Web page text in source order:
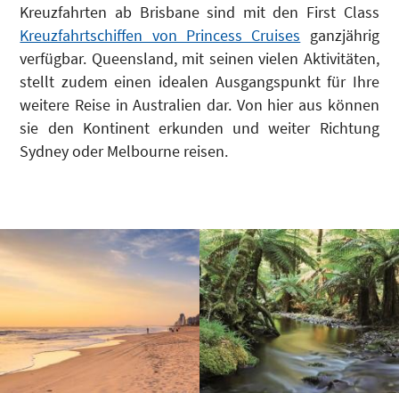
Kreuzfahrten ab Brisbane sind mit den First Class
Kreuzfahrtschiffen von Princess Cruises ganzjährig
verfügbar. Queensland, mit seinen vielen Aktivitäten,
stellt zudem einen idealen Ausgangspunkt für Ihre
weitere Reise in Australien dar. Von hier aus können
sie den Kontinent erkunden und weiter Richtung
Sydney oder Melbourne reisen.